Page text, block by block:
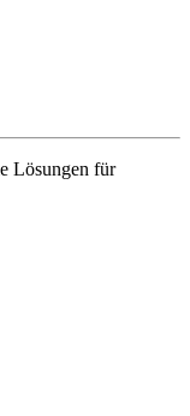
Lösungen für